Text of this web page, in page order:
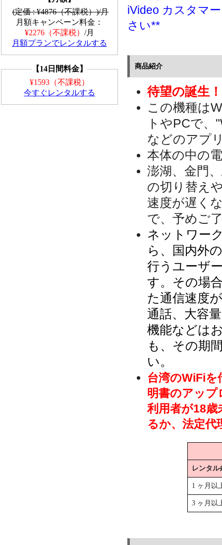
(定価 : ¥4876（不課税）)/月
月額キャンペーン料金：
¥2276（不課税） /月
月額プランでレンタルする
【14日間料金】
¥1593（不課税）
今すぐレンタルする
iVideo カスタマ
さい**
商品紹介
待望の誕生
この機種は
トやPCで
などのアプ
本体の中の
澎湖、金門
の切り替え
速度が遅く
で、予めご
ネットワー
ら、国内外
行うユーザ
す。その場
た通信速度
通話、大容
機能などは
も、その期
い。
台湾のWiFiを
明書のアップ
利用者が18歳
るか、法定代
レンタル
1 ヶ月以
3 ヶ月以